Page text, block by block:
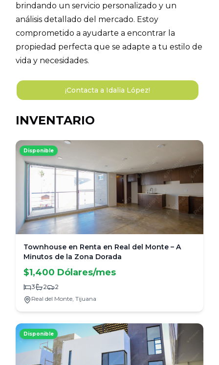
brindando un servicio personalizado y un
análisis detallado del mercado. Estoy
comprometido a ayudarte a encontrar la
propiedad perfecta que se adapte a tu estilo de
vida y necesidades.
¡Contacta a Idalia López!
INVENTARIO
Disponible
Townhouse en Renta en Real del Monte – A
Minutos de la Zona Dorada
$1,400 Dólares/mes
3 2
2
Real del Monte, Tijuana
Disponible